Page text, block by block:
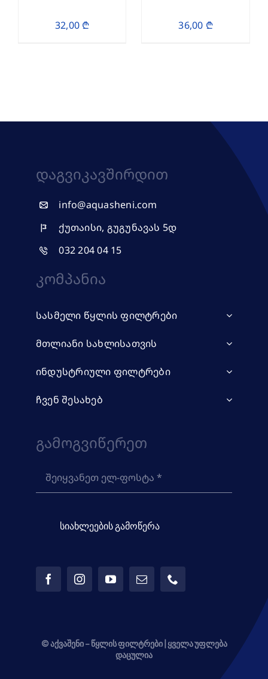
32,00 ₾ 36,00 ₾
Დაგვიკავშირდით
info@aquasheni.com
ქუთაისი, გუგუნავას 5დ
032 204 04 15
Კომპანია
სასმელი წყლის ფილტრები
მთლიანი სახლისათვის
ინდუსტრიული ფილტრები
ჩვენ შესახებ
Გამოგვიწერეთ
სიახლეების გამოწერა
© აქვაშენი – წყლის ფილტრები | ყველა უფლება
დაცულია